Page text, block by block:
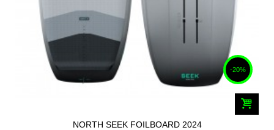
-20%
NORTH SEEK FOILBOARD 2024